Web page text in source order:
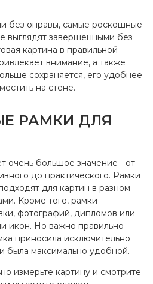
без оправы, самые роскошные
выглядят завершенными без
картина в правильной
внимание, а также
сохраняется, его удобнее
на стене.
РАМКИ ДЛЯ
очень большое значение - от
до практического. Рамки
для картин в разном
Кроме того, рамки
фотографий, дипломов или
икон. Но важно правильно
приносила исключительно
была максимально удобной.
измерьте картину и смотрите